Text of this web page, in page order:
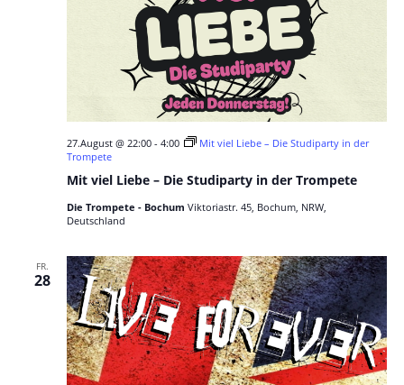
Mit viel Liebe – Die Studiparty in der Trompete
27.August @ 22:00- 4:00
Mit viel Liebe – Die Studiparty in der
Trompete
Die Trompete - Bochum Viktoriastr. 45, Bochum, NRW,
Deutschland
FR.
28